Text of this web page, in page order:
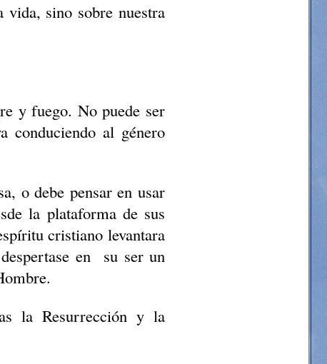
vida, sino sobre nuestra
y fuego. No puede ser
conduciendo al género
o debe pensar en usar
la plataforma de sus
cristiano levantara
en
su ser un
la Resurrección y la